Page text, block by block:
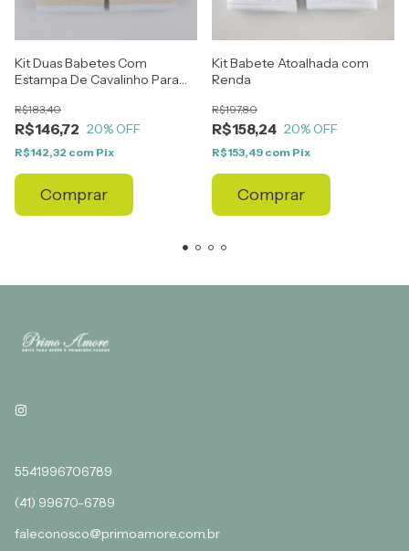
Kit Duas Babetes Com
Estampa De Cavalinho Para
R$146,72
R$183,40
20% OFF
R$142,32 com Pix
Comprar
Kit Babete Atoalhada com
Renda
R$158,24
R$197,80
20% OFF
R$153,49 com Pix
Comprar
5541996706789
(41) 99670-6789
faleconosco@primoamore.com.br